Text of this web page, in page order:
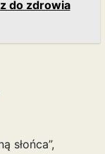
do zdrowia
słońca”,